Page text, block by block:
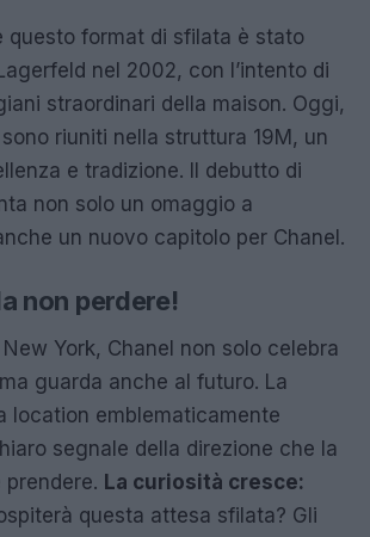
questo format di sfilata è stato
nel 2002, con l’intento di
straordinari della maison. Oggi,
riuniti nella struttura 19M, un
e tradizione. Il debutto di
non solo un omaggio a
un nuovo capitolo per Chanel.
non perdere!
York, Chanel non solo celebra
guarda anche al futuro. La
location emblematicamente
segnale della direzione che la
La curiosità cresce:
questa attesa sfilata? Gli